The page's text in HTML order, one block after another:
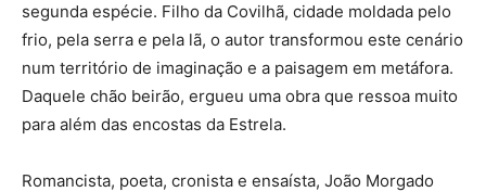
segunda espécie. Filho da Covilhã, cidade moldada pelo
frio, pela serra e pela lã, o autor transformou este cenário
num território de imaginação e a paisagem em metáfora.
Daquele chão beirão, ergueu uma obra que ressoa muito
para além das encostas da Estrela.
Romancista, poeta, cronista e ensaísta, João Morgado